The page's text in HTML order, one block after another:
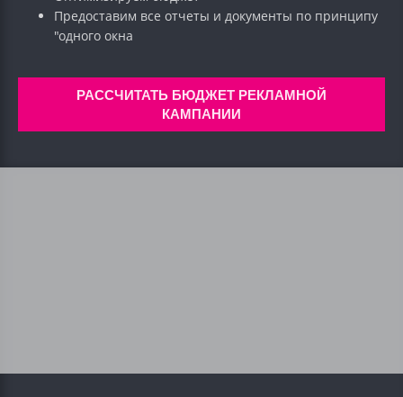
Предоставим все отчеты и документы по принципу
"одного окна
РАССЧИТАТЬ БЮДЖЕТ РЕКЛАМНОЙ
КАМПАНИИ